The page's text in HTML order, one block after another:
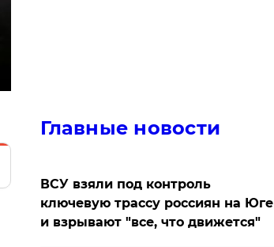
Главные новости
ВСУ взяли под контроль
ключевую трассу россиян на Юге
и взрывают "все, что движется"